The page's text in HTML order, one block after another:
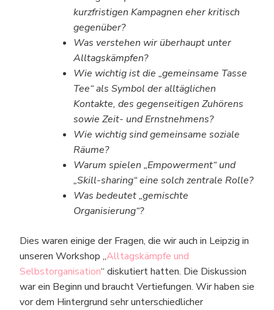
kurzfristigen Kampagnen eher kritisch
gegenüber?
Was verstehen wir überhaupt unter
Alltagskämpfen?
Wie wichtig ist die „gemeinsame Tasse
Tee“ als Symbol der alltäglichen
Kontakte, des gegenseitigen Zuhörens
sowie Zeit- und Ernstnehmens?
Wie wichtig sind gemeinsame soziale
Räume?
Warum spielen „Empowerment“ und
„Skill-sharing“ eine solch zentrale Rolle?
Was bedeutet „gemischte
Organisierung“?
Dies waren einige der Fragen, die wir auch in Leipzig in
unseren Workshop „Alltagskämpfe und
Selbstorganisation“ diskutiert hatten. Die Diskussion
war ein Beginn und braucht Vertiefungen. Wir haben sie
vor dem Hintergrund sehr unterschiedlicher